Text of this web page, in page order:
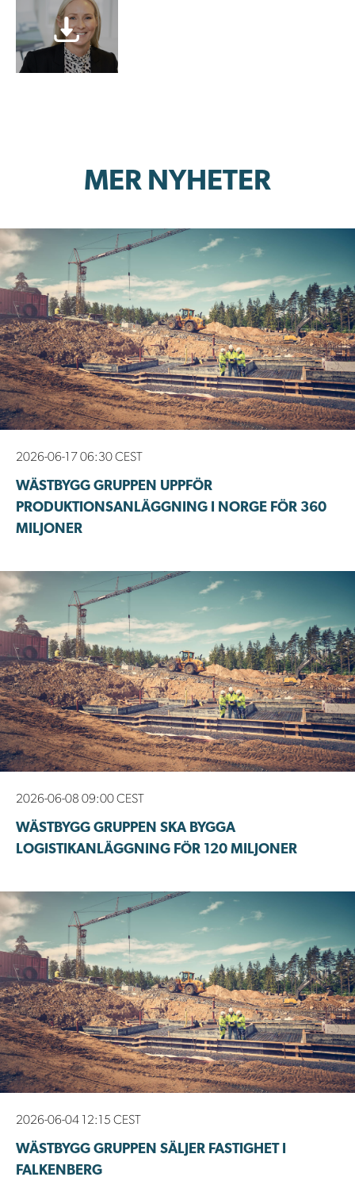
MER NYHETER
2026-06-17 06:30 CEST
WÄSTBYGG GRUPPEN UPPFÖR
PRODUKTIONSANLÄGGNING I NORGE FÖR 360
MILJONER
2026-06-08 09:00 CEST
WÄSTBYGG GRUPPEN SKA BYGGA
LOGISTIKANLÄGGNING FÖR 120 MILJONER
2026-06-04 12:15 CEST
WÄSTBYGG GRUPPEN SÄLJER FASTIGHET I
FALKENBERG